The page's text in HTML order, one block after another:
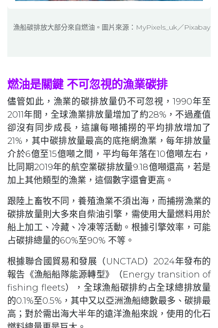
漁船碳排放大部分來自燃油。圖片來源：MyPixels_uk／Pixabay
燃油是關鍵 不可忽視的漁業碳排
儘管如此，漁業的碳排放量仍不可忽視，1990年至
2011年間，全球漁業排放量增加了約28%，不過產值
卻沒有同步成長，這讓每噸捕撈的平均排放增加了
21%，其中碳排放量最高的底拖網漁業，每年排放量
介於6億至15億噸之間，平均每年落在10億噸左右，
比同期2019年的航空業碳排放量9.18億噸還高，若是
加上其他類型的漁業，這個數字還會更高。
跟陸上畜牧不同，養殖漁業不須出海，而捕撈漁業的
碳排放量則大多來自柴油引擎，需使用大量燃料用於
船上加工、冷藏、冷凍等活動。根據引擎效率，可能
占碳排總量的60%至90% 不等。
根據聯合國貿易和發展（UNCTAD）2024年發布的
報告《漁船船隊能源轉型》（Energy transition of
fishing fleets），全球漁船碳排約占全球總排放量
的0.1%至0.5%，其中又以亞洲漁船總數最多、碳排最
高；對於需出海大半年的遠洋漁船來說，使用的化石